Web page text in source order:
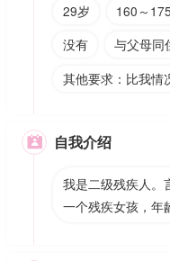
29岁 160～
没有
与父母同
其他要求：比我情
 自我介绍
我是二级残疾人。
一个残疾女孩，年